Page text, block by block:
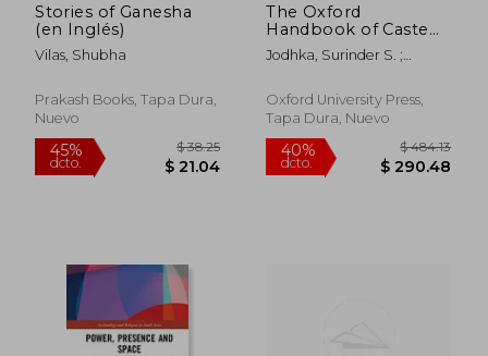
Stories of Ganesha
(en Inglés)
Vilas, Shubha
Prakash Books, Tapa Dura,
Nuevo
The Oxford
Handbook of Caste
(en Inglés)
Jodhka, Surinder S. ;
Oxford University Press,
Tapa Dura, Nuevo